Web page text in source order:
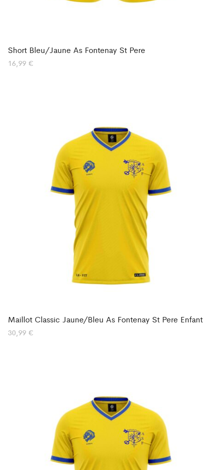
Short Bleu/Jaune As Fontenay St Pere
16,99 €
Maillot Classic Jaune/Bleu As Fontenay St Pere Enfant
30,99 €